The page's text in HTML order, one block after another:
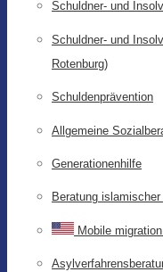
Schuldner- und
Schuldner- und
Rotenburg)
Schuldenprävention
Allgemeine
Generationenhilfe
Beratung islamischer
Mobile